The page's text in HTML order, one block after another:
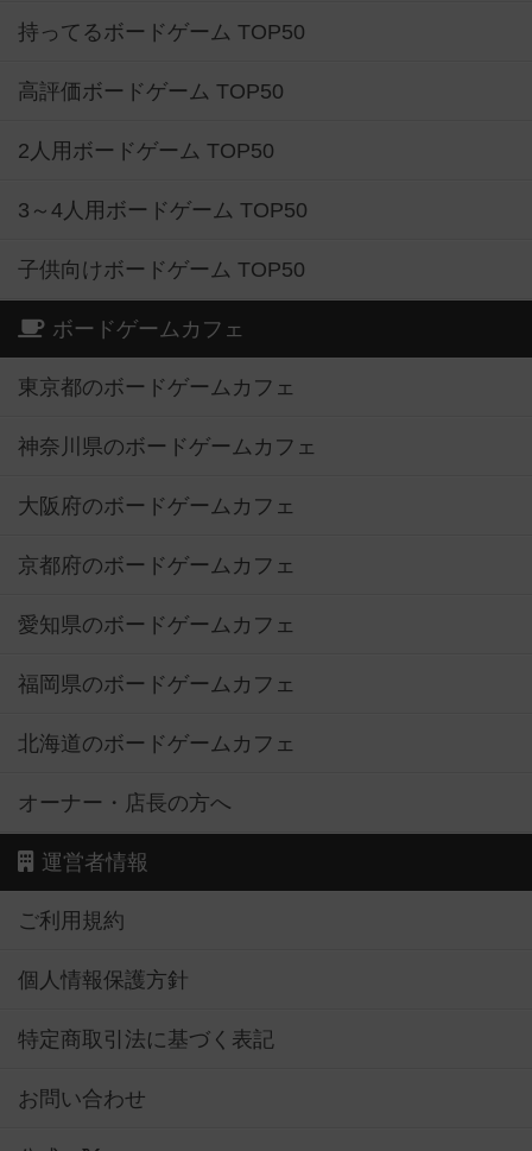
持ってるボードゲーム TOP50
高評価ボードゲーム TOP50
2人用ボードゲーム TOP50
3～4人用ボードゲーム TOP50
子供向けボードゲーム TOP50
ボードゲームカフェ
東京都のボードゲームカフェ
神奈川県のボードゲームカフェ
大阪府のボードゲームカフェ
京都府のボードゲームカフェ
愛知県のボードゲームカフェ
福岡県のボードゲームカフェ
北海道のボードゲームカフェ
オーナー・店長の方へ
運営者情報
ご利用規約
個人情報保護方針
特定商取引法に基づく表記
お問い合わせ